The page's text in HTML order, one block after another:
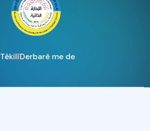
Derbarê me de
Têkilî